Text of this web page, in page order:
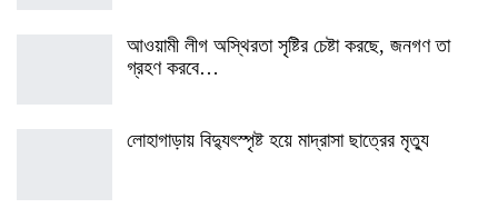
আওয়ামী লীগ অস্থিরতা সৃষ্টির চেষ্টা করছে, জনগণ তা
গ্রহণ করবে…
লোহাগাড়ায় বিদ্যুৎস্পৃষ্ট হয়ে মাদ্রাসা ছাত্রের মৃত্যু